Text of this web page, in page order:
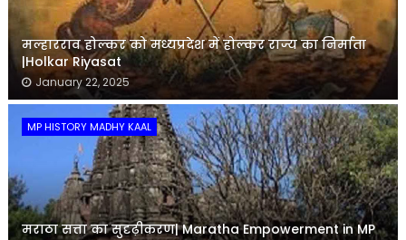
मल्हारराव होल्कर को मध्यप्रदेश में होल्कर राज्य का निर्माता
|Holkar Riyasat
January 22, 2025
MP HISTORY MADHY KAAL
मराठा सत्ता का सुदृढ़ीकरण| Maratha Empowerment in MP